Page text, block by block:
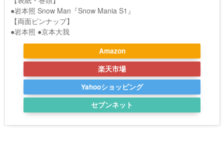
●岩本照 Snow Man『Snow Mania S1』
【両面ピンナップ】
●岩本照 ●京本大我
Amazon
楽天市場
Yahooショッピング
セブンネット